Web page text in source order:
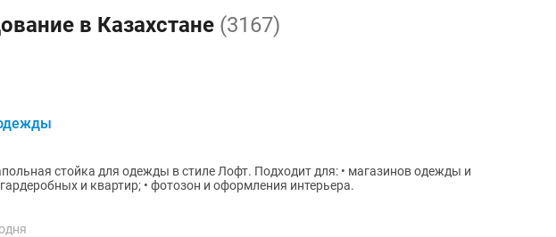
в Казахстане (3167)
для одежды в стиле Лофт. Подходит для: • магазинов одежды и
и квартир; • фотозон и оформления интерьера.